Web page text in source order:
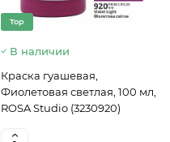
Top
В наличии
Краска гуашевая,
Фиолетовая светлая, 100 мл,
ROSA Studio (3230920)